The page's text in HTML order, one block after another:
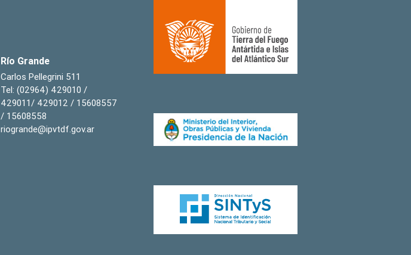
Río Grande
Carlos Pellegrini 511
Tel: (02964) 429010 /
429011/ 429012 / 15608557
/ 15608558
riogrande@ipvtdf.gov.ar